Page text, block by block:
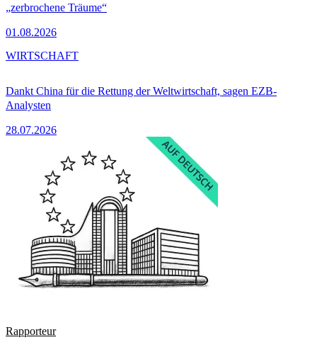
„zerbrochene Träume“
01.08.2026
Dankt China für die Rettung der Weltwirtschaft, sagen EZB-
Analysten
28.07.2026
WIRTSCHAFT
Rapporteur